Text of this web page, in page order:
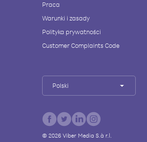
Praca
Warunki i zasady
Polityka prywatności
Customer Complaints Code
Polski
© 2026Viber Media S.à r.l.